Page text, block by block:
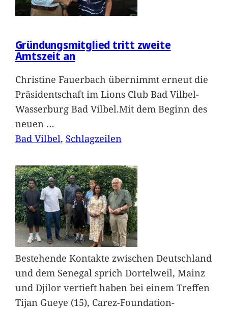
Gründungsmitglied tritt zweite
Amtszeit an
Christine Fauerbach übernimmt erneut die
Präsidentschaft im Lions Club Bad Vilbel-
Wasserburg Bad Vilbel.Mit dem Beginn des
neuen …
Bad Vilbel, Schlagzeilen
Bestehende Kontakte zwischen Deutschland
und dem Senegal sprich Dortelweil, Mainz
und Djilor vertieft haben bei einem Treffen
Tijan Gueye (15), Carez-Foundation-